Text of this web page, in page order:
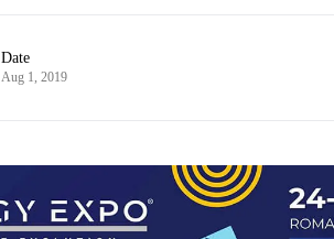
Date
Aug 1, 2019